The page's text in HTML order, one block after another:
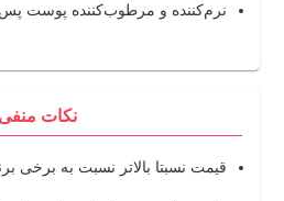
نرم‌کننده و مرطوب‌کننده پوست پس
نکات منفی
قیمت نسبتا بالاتر نسبت به برخی